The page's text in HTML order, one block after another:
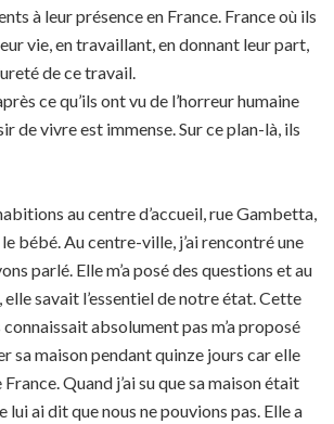
à leur présence en France. France où ils
vie, en travaillant, en donnant leur part,
de ce travail.
ce qu’ils ont vu de l’horreur humaine
de vivre est immense. Sur ce plan-là, ils
au centre d’accueil, rue Gambetta,
bébé. Au centre-ville, j’ai rencontré une
parlé. Elle m’a posé des questions et au
elle savait l’essentiel de notre état. Cette
absolument pas m’a proposé
sa maison pendant quinze jours car elle
Quand j’ai su que sa maison était
lui ai dit que nous ne pouvions pas. Elle a